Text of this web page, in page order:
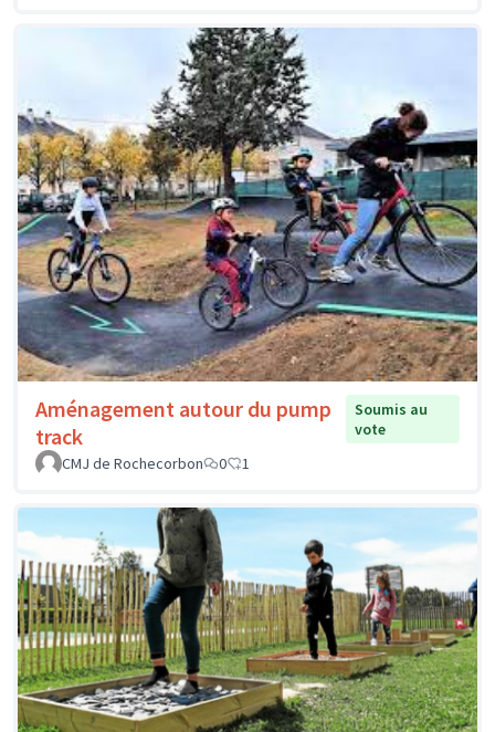
Aménagement autour du pump
track
Soumis au
vote
CMJ de Rochecorbon
0 1